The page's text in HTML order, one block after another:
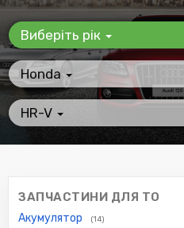
Виберіть рік
Honda
HR-V
ЗАПЧАСТИНИ ДЛЯ ТО
Акумулятор (14)